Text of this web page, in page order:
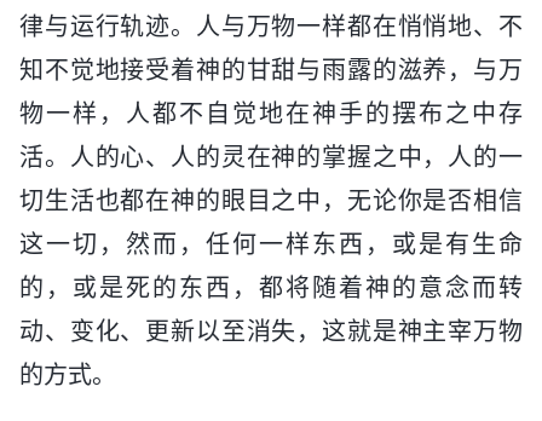
律与运行轨迹。人与万物一样都在悄悄地、不
知不觉地接受着神的甘甜与雨露的滋养，与万
物一样，人都不自觉地在神手的摆布之中存
活。人的心、人的灵在神的掌握之中，人的一
切生活也都在神的眼目之中，无论你是否相信
这一切，然而，任何一样东西，或是有生命
的，或是死的东西，都将随着神的意念而转
动、变化、更新以至消失，这就是神主宰万物
的方式。